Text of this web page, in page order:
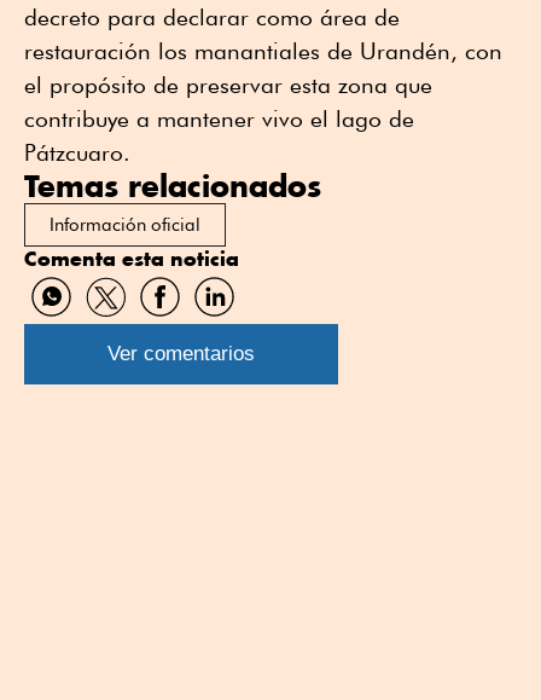
decreto para declarar como área de
restauración los manantiales de Urandén, con
el propósito de preservar esta zona que
contribuye a mantener vivo el lago de
Pátzcuaro.
Temas relacionados
Información oficial
Comenta esta noticia
Compartir
por
WhatsApp
Compartir
por
Twitter
Compartir
por
Facebook
Compartir
por
Linkedin
Ver comentarios